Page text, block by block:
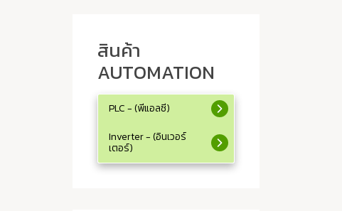
สินค้า
AUTOMATION
PLC - (พีแอลซี)
Inverter - (อินเวอร์
เตอร์)